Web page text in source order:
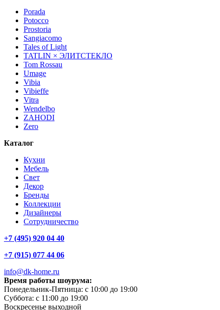
Porada
Potocco
Prostoria
Sangiacomo
Tales of Light
TATLIN × ЭЛИТСТЕКЛО
Tom Rossau
Umage
Vibia
Vibieffe
Vitra
Wendelbo
ZAHODI
Zero
Каталог
Кухни
Мебель
Свет
Декор
Бренды
Коллекции
Дизайнеры
Сотрудничество
+7 (495) 920 04 40
+7 (915) 077 44 06
info@dk-home.ru
Время работы шоурума:
Понедельник-Пятница: c 10:00 до 19:00
Суббота: c 11:00 до 19:00
Воскресенье выходной